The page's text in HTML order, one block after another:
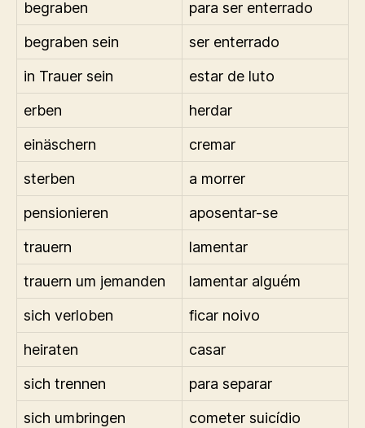
begraben
para ser enterrado
begraben sein
ser enterrado
in Trauer sein
estar de luto
erben
herdar
einäschern
cremar
sterben
a morrer
pensionieren
aposentar-se
trauern
lamentar
trauern um jemanden
lamentar alguém
sich verloben
ficar noivo
heiraten
casar
sich trennen
para separar
sich umbringen
cometer suicídio